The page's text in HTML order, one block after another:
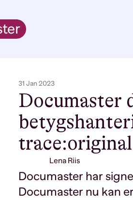
31 Jan 2023
Documaster
trace:original
Lena Riis
Documaster har
Documaster nu kan